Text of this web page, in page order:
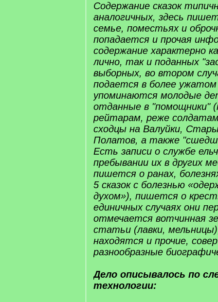
Содержание сказок
аналогичных, здесь
семье, поместьях и
попадается и прочая
содержание характерно
лично, так и поданных
выборных, во втором
подается в более ужатом
упоминаются молодые
отданные в "помощники"
рейтарам, реже
сходцы на Валуйки,
Полатов, а также
Есть записи о службе
пребывании их в других
пишется о ранах,
5 сказок с болезнью
духом»), пишется о
единичных случаях они
отмечается вотчинная
статьи (лавки,
находятся и прочие,
разнообразные
Дело описывалось по
технологии: